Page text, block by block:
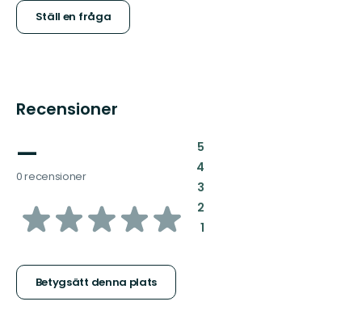
Ställ en fråga
Recensioner
—
0 recensioner
av
stjärnor
Betygsätt denna plats
5:
4:
3:
2:
1: